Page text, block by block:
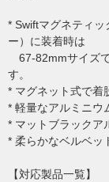
* Swiftマグネティ
ー）に装着時は
67-82mmサイズ
す。
* マグネット式で着
* 軽量なアルミニウ
* マットブラックア
* 柔らかなベルベッ
【対応製品一覧】